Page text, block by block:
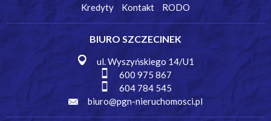
Kredyty
Kontakt RODO
BIURO SZCZECINEK
ul. Wyszyńskiego 14/U1
600 975 867
604 784 545
biuro@pgn-nieruchomosci.pl